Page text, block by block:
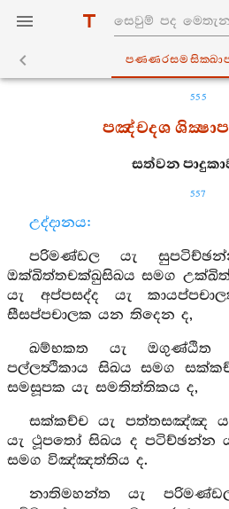
555
පඤ්චදශ
සත්වන
557
උද්දානය:
පරිමණ්ඩල යැ
ඔක්ඛිත්තචක්ඛුසිඛය සමග
යැ අප්පසද්‍ද යැ
සීසප්පචාලක යන තිදෙන ද,
ඛම්භකත යැ ඔගුණ්ඨිත
පල්ලත්‍ථිකාය සිඛය සමග
සමසූපක යැ සමතිත්තිකය ද,
සක්කච්ච යැ පත්තසඤ්ඤ
යැ ථූපතෝ සිඛය ද පටිච්ඡන්න
සමග විඤ්ඤත්තිය ද.
නාතිමහන්ත යැ